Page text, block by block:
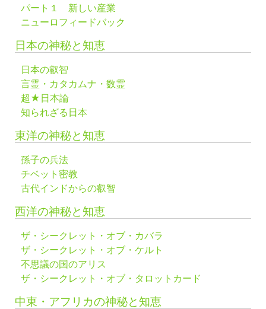
パート１ 新しい産業
ニューロフィードバック
日本の神秘と知恵
日本の叡智
言霊・カタカムナ・数霊
超★日本論
知られざる日本
東洋の神秘と知恵
孫子の兵法
チベット密教
古代インドからの叡智
西洋の神秘と知恵
ザ・シークレット・オブ・カバラ
ザ・シークレット・オブ・ケルト
不思議の国のアリス
ザ・シークレット・オブ・タロットカード
中東・アフリカの神秘と知恵